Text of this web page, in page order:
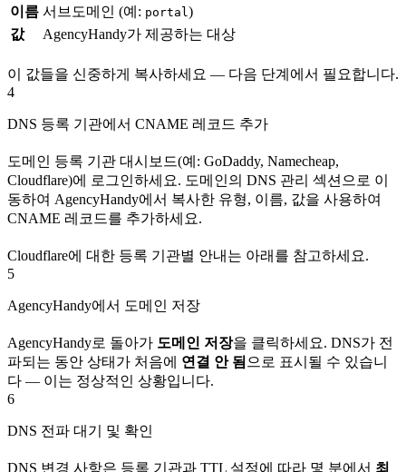
이름 서브도메인 (예: portal )
값
AgencyHandy가 제공하는 대상
이 값들을 신중하게 복사하세요 — 다음 단계에서 필요합니다.
4
DNS 등록 기관에서 CNAME 레코드 추가
도메인 등록 기관 대시보드(예: GoDaddy, Namecheap,
Cloudflare)에 로그인하세요. 도메인의 DNS 관리 섹션으로 이
동하여 AgencyHandy에서 복사한 유형, 이름, 값을 사용하여
CNAME 레코드를 추가하세요.
Cloudflare에 대한 등록 기관별 안내는 아래를 참고하세요.
5
AgencyHandy에서 도메인 저장
AgencyHandy로 돌아가 도메인 저장을 클릭하세요. DNS가 전
파되는 동안 상태가 처음에 연결 안 됨 으로 표시될 수 있습니
다 — 이는 정상적인 상황입니다.
6
DNS 전파 대기 및 확인
DNS 변경 사항은 등록 기관과 TTL 설정에 따라 몇 분에서 최